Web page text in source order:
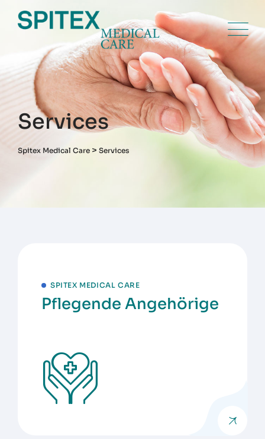
Services
Spitex Medical Care > Services
SPITEX MEDICAL CARE
Pflegende Angehörige